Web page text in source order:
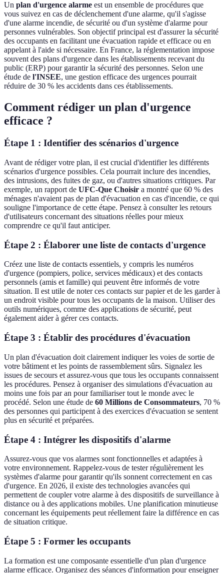
Un plan d'urgence alarme est un ensemble de procédures que
vous suivez en cas de déclenchement d'une alarme, qu'il s'agisse
d'une alarme incendie, de sécurité ou d'un système d'alarme pour
personnes vulnérables. Son objectif principal est d'assurer la sécurité
des occupants en facilitant une évacuation rapide et efficace ou en
appelant à l'aide si nécessaire. En France, la réglementation impose
souvent des plans d'urgence dans les établissements recevant du
public (ERP) pour garantir la sécurité des personnes. Selon une
étude de l'INSEE, une gestion efficace des urgences pourrait
réduire de 30 % les accidents dans ces établissements.
Comment rédiger un plan d'urgence
efficace ?
Étape 1 : Identifier des scénarios d'urgence
Avant de rédiger votre plan, il est crucial d'identifier les différents
scénarios d'urgence possibles. Cela pourrait inclure des incendies,
des intrusions, des fuites de gaz, ou d'autres situations critiques. Par
exemple, un rapport de UFC-Que Choisir a montré que 60 % des
ménages n'avaient pas de plan d'évacuation en cas d'incendie, ce qui
souligne l'importance de cette étape. Pensez à consulter les retours
d'utilisateurs concernant des situations réelles pour mieux
comprendre ce qu'il faut anticiper.
Étape 2 : Élaborer une liste de contacts d'urgence
Créez une liste de contacts essentiels, y compris les numéros
d'urgence (pompiers, police, services médicaux) et des contacts
personnels (amis et famille) qui peuvent être informés de votre
situation. Il est utile de noter ces contacts sur papier et de les garder à
un endroit visible pour tous les occupants de la maison. Utiliser des
outils numériques, comme des applications de sécurité, peut
également aider à gérer ces contacts.
Étape 3 : Établir des procédures d'évacuation
Un plan d'évacuation doit clairement indiquer les voies de sortie de
votre bâtiment et les points de rassemblement sûrs. Signalez les
issues de secours et assurez-vous que tous les occupants connaissent
les procédures. Pensez à organiser des simulations d'évacuation au
moins une fois par an pour familiariser tout le monde avec le
procédé. Selon une étude de 60 Millions de Consommateurs, 70 %
des personnes qui participent à des exercices d'évacuation se sentent
plus en sécurité et préparées.
Étape 4 : Intégrer les dispositifs d'alarme
Assurez-vous que vos alarmes sont fonctionnelles et adaptées à
votre environnement. Rappelez-vous de tester régulièrement les
systèmes d'alarme pour garantir qu'ils sonnent correctement en cas
d'urgence. En 2026, il existe des technologies avancées qui
permettent de coupler votre alarme à des dispositifs de surveillance à
distance ou à des applications mobiles. Une planification minutieuse
concernant les équipements peut réellement faire la différence en cas
de situation critique.
Étape 5 : Former les occupants
La formation est une composante essentielle d'un plan d'urgence
alarme efficace. Organisez des séances d'information pour enseigner